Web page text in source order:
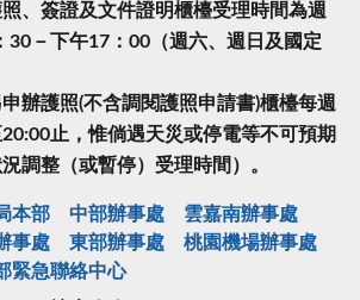
、簽證及文件證明櫃檯受理時間為週
30－下午17：00（週六、週日及國定
申辦護照(不含調閱護照申請書)櫃檯每週
止，惟倘遇天災或停電等不可預期
調整（或暫停）受理時間）。
本部 中部辦事處
雲嘉南辦事處
事處
東部辦事處
桃園機場辦事處
緊急聯絡中⼼